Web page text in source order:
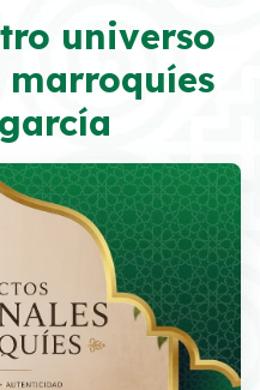
universo
marroquíes